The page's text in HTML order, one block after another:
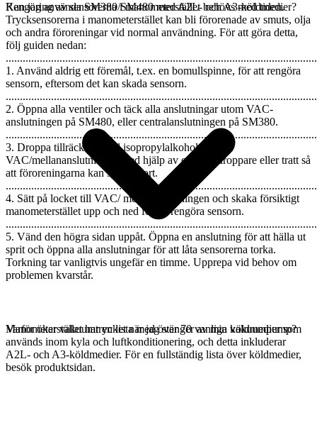
Rengöring av sensorerna i manometerstället behövs med tiden.
Trycksensorerna i manometerstället kan bli förorenade av smuts, olja
och andra föroreningar vid normal användning. För att göra detta,
följ guiden nedan:
1. Använd aldrig ett föremål, t.ex. en bomullspinne, för att rengöra
sensorn, eftersom det kan skada sensorn.
2. Öppna alla ventiler och täck alla anslutningar utom VAC-
anslutningen på SM480, eller centralanslutningen på SM380.
3. Droppa tillräckligt med isopropylalkohol (sprit) i
VAC/mellananslutningen med hjälp av en ögondroppare eller tratt så
att föroreningarna kan spolas bort.
4. Sätt på locket till VAC/ mellananslutningen och skaka försiktigt
manometerstället upp och ned för att rengöra sensorn.
5. Vänd den högra sidan uppåt. Öppna en anslutning för att hälla ut
sprit och öppna alla anslutningar för att låta sensorerna torka.
Torkning tar vanligtvis ungefär en timme. Upprepa vid behov om
problemen kvarstår.
Kan jag använda SM380/SM480 med A2L- och A3-köldmedier?
Manometerstället har en lista med över 70 vanliga köldmedier som
används inom kyla och luftkonditionering, och detta inkluderar
A2L- och A3-köldmedier. För en fullständig lista över köldmedier,
besök produktsidan.
Varför ökar vakuumtrycket när jag stänger av min vakuumpump?